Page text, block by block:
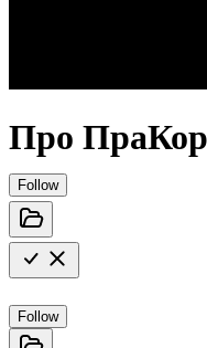
Про
Follow
Follow